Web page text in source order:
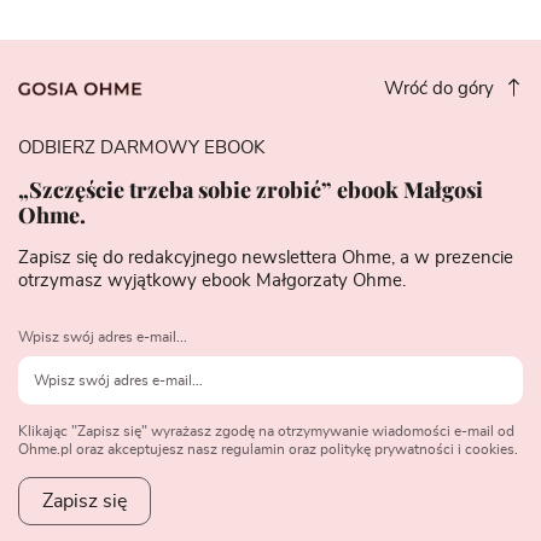
Wróć do góry
ODBIERZ DARMOWY EBOOK
„Szczęście trzeba sobie zrobić” ebook Małgosi
Ohme.
Zapisz się do redakcyjnego newslettera Ohme, a w prezencie
otrzymasz wyjątkowy ebook Małgorzaty Ohme.
Wpisz swój adres e-mail...
Klikając "Zapisz się" wyrażasz zgodę na otrzymywanie wiadomości e-mail od
Ohme.pl oraz akceptujesz nasz regulamin oraz politykę prywatności i cookies.
Zapisz się